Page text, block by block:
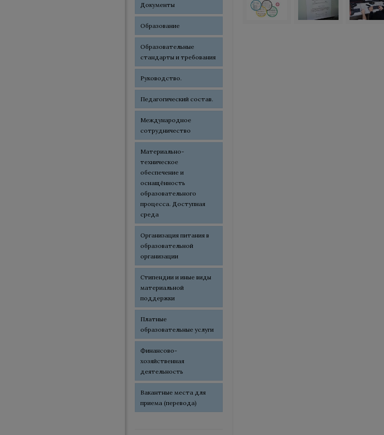
Документы
Образование
Образовательные
стандарты и требования
Руководство.
Педагогический состав.
Международное
сотрудничество
Материально-
техническое
обеспечение и
оснащённость
образовательного
процесса. Доступная
среда
Организация питания в
образовательной
организации
Стипендии и иные виды
материальной
поддержки
Платные
образовательные услуги
Финансово-
хозяйственная
деятельность
Вакантные места для
приема (перевода)